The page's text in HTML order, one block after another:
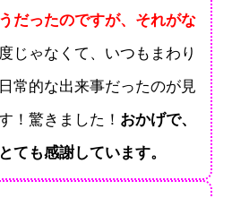
だったのですが、それがな
じゃなくて、いつもまわり
常的な出来事だったのが見
！驚きました！ おかげで、
ても感謝しています。